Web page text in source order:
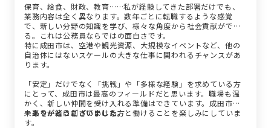
保育、給食、財政、教育……私が経験してきた部署だけでも、
業務内容は全く異なります。数年ごとに転職するような感覚
で、新しい分野の知識を学び、様々な角度から社会貢献ができ
る。これは公務員ならではの面白さです。
特に成田市は、空港や観光資源、大規模なイベントなど、他の
自治体にはないスケールの大きな仕事に関われるチャンスがあ
ります。
「安定」だけでなく「挑戦」や「多様な経験」を求めている方
にとって、成田市は最高のフィールドだと思います。職場も温
かく、新しい仲間を受け入れる準備はできています。成田市の
未来を一緒に創っていける方と働けることを楽しみにしていま
す。
ーありがとうございました。